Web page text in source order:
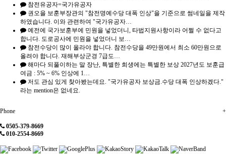
참전유공자=국가유공자
권오을 보훈부장관의 "참전명예수당 대폭 인상"을 기준으로 썸네일을 제작
하였습니다. 이와 관련하여 "국가유공자…
예전에 국가보훈부에 민원을 넣었더니, 타법지원사항이라 어쩔 수 없다고
합니다. 도로공사에 민원을 넣었더니 보…
참전수당이 많이 올라야 합니다. 참전수당을 49만원에서 최소 60만원으로
올려야 합니다. 재해부상군경 7급도…
해마다 되풀이하는 말 장난, 특별한 희생에는 특별한 보상 2027년도 보훈급
여금 : 5% ~ 6% 인상에 1…
저도 관심 있게 찾아봤는데요. "국가유공자 보상금.수당 대폭 인상하겠다."
라는 mention은 없네요.
+
Phone
0505-379-8669
010-2554-8669